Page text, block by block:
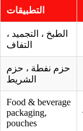
التطبيقات
الطبخ ، التجميد ،
التفاف
حزم نفطة ، حزم
الشريط
Food & beverage
packaging,
pouches